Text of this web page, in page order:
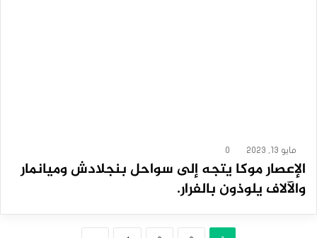
مايو 13, 2023 0
الإعصار موكا يتجه إلى سواحل بنجلادش وميانمار
والآلاف يلوذون بالفرار.